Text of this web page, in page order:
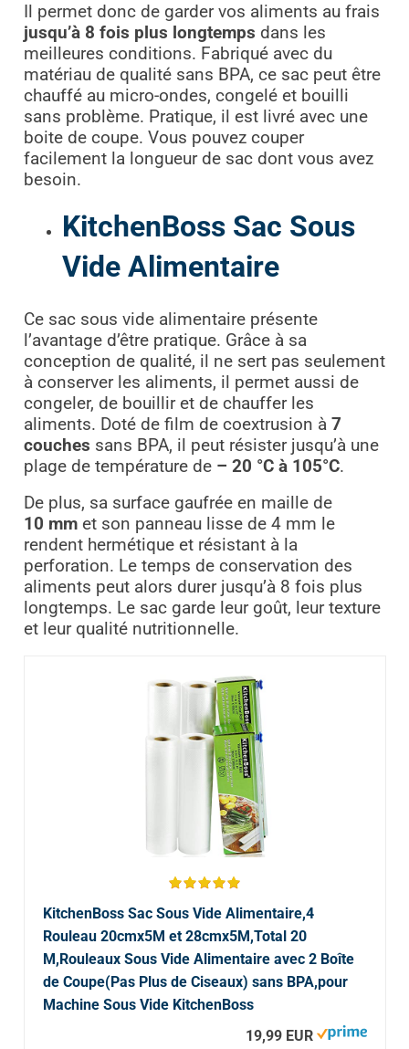
Il permet donc de garder vos aliments au frais
jusqu’à 8 fois plus longtemps dans les
meilleures conditions. Fabriqué avec du
matériau de qualité sans BPA, ce sac peut être
chauffé au micro-ondes, congelé et bouilli
sans problème. Pratique, il est livré avec une
boite de coupe. Vous pouvez couper
facilement la longueur de sac dont vous avez
besoin.
KitchenBoss Sac Sous
Vide Alimentaire
Ce sac sous vide alimentaire présente
l’avantage d’être pratique. Grâce à sa
conception de qualité, il ne sert pas seulement
à conserver les aliments, il permet aussi de
congeler, de bouillir et de chauffer les
aliments. Doté de film de coextrusion à 7
couches sans BPA, il peut résister jusqu’à une
plage de température de – 20 °C à 105°C.
De plus, sa surface gaufrée en maille de
10 mmet son panneau lisse de 4 mm le
rendent hermétique et résistant à la
perforation. Le temps de conservation des
aliments peut alors durer jusqu’à 8 fois plus
longtemps. Le sac garde leur goût, leur texture
et leur qualité nutritionnelle.
KitchenBoss Sac Sous Vide Alimentaire,4
Rouleau 20cmx5M et 28cmx5M,Total 20
M,Rouleaux Sous Vide Alimentaire avec 2 Boîte
de Coupe(Pas Plus de Ciseaux) sans BPA,pour
Machine Sous Vide KitchenBoss
19,99 EUR